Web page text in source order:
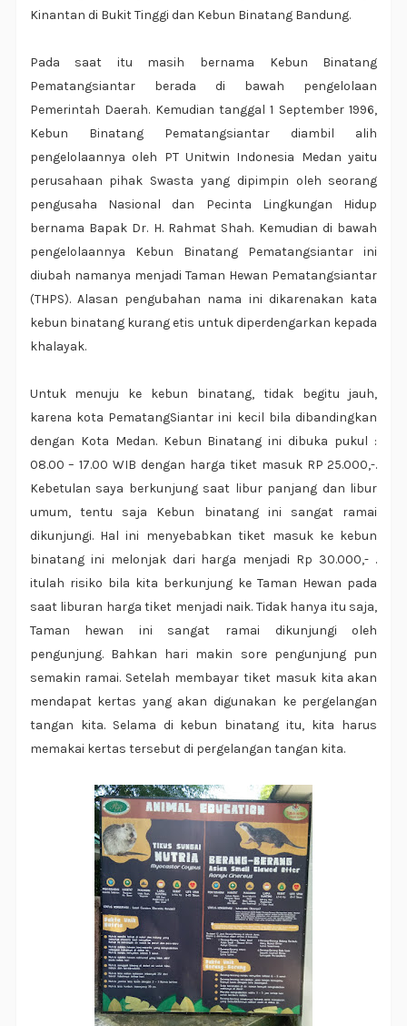
Kinantan di Bukit Tinggi dan Kebun Binatang Bandung.
Pada saat itu masih bernama Kebun Binatang
Pematangsiantar berada di bawah pengelolaan
Pemerintah Daerah. Kemudian tanggal 1 September 1996,
Kebun Binatang Pematangsiantar diambil alih
pengelolaannya oleh PT Unitwin Indonesia Medan yaitu
perusahaan pihak Swasta yang dipimpin oleh seorang
pengusaha Nasional dan Pecinta Lingkungan Hidup
bernama Bapak Dr. H. Rahmat Shah. Kemudian di bawah
pengelolaannya Kebun Binatang Pematangsiantar ini
diubah namanya menjadi Taman Hewan Pematangsiantar
(THPS). Alasan pengubahan nama ini dikarenakan kata
kebun binatang kurang etis untuk diperdengarkan kepada
khalayak.
Untuk menuju ke kebun binatang, tidak begitu jauh,
karena kota PematangSiantar ini kecil bila dibandingkan
dengan Kota Medan. Kebun Binatang ini dibuka pukul :
08.00 – 17.00 WIB dengan harga tiket masuk RP 25.000,-.
Kebetulan saya berkunjung saat libur panjang dan libur
umum, tentu saja Kebun binatang ini sangat ramai
dikunjungi. Hal ini menyebabkan tiket masuk ke kebun
binatang ini melonjak dari harga menjadi Rp 30.000,- .
itulah risiko bila kita berkunjung ke Taman Hewan pada
saat liburan harga tiket menjadi naik. Tidak hanya itu saja,
Taman hewan ini sangat ramai dikunjungi oleh
pengunjung. Bahkan hari makin sore pengunjung pun
semakin ramai. Setelah membayar tiket masuk kita akan
mendapat kertas yang akan digunakan ke pergelangan
tangan kita. Selama di kebun binatang itu, kita harus
memakai kertas tersebut di pergelangan tangan kita.